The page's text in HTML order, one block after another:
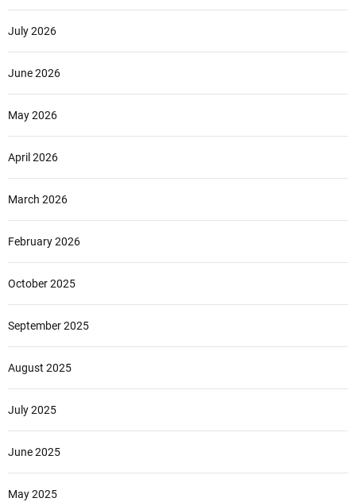
July 2026
June 2026
May 2026
April 2026
March 2026
February 2026
October 2025
September 2025
August 2025
July 2025
June 2025
May 2025